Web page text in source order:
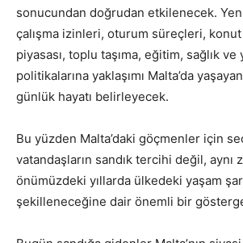
sonucundan doğrudan etkilenecek.
çalışma izinleri, oturum süreçleri,
piyasası, toplu taşıma, eğitim, sağlık ve
politikalarına yaklaşımı Malta’da
günlük hayatı belirleyecek.
Bu yüzden Malta’daki göçmenler için
vatandaşların sandık tercihi değil, aynı
önümüzdeki yıllarda ülkedeki yaşam
şekilleneceğine dair önemli bir